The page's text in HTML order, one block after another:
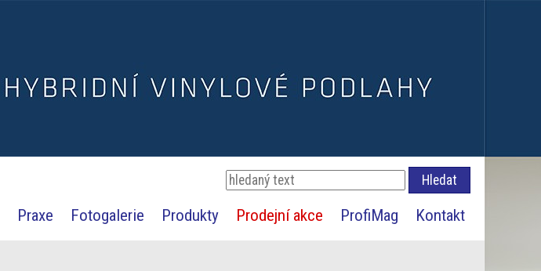
Praxe Fotogalerie Produkty Prodejní akce ProfiMag Kontakt